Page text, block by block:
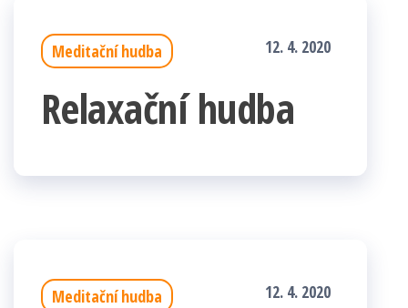
Meditační hudba 12. 4. 2020
Relaxační hudba
Meditační hudba 12. 4. 2020